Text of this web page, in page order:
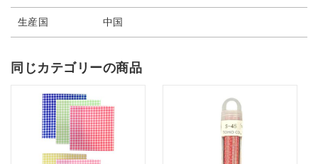
生産国 中国
同じカテゴリーの商品